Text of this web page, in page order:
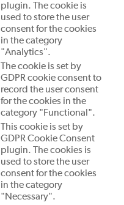
plugin. The cookie is
used to store the user
consent for the cookies
in the category
"Analytics".
The cookie is set by
GDPR cookie consent to
record the user consent
for the cookies in the
category "Functional".
This cookie is set by
GDPR Cookie Consent
plugin. The cookies is
used to store the user
consent for the cookies
in the category
"Necessary".